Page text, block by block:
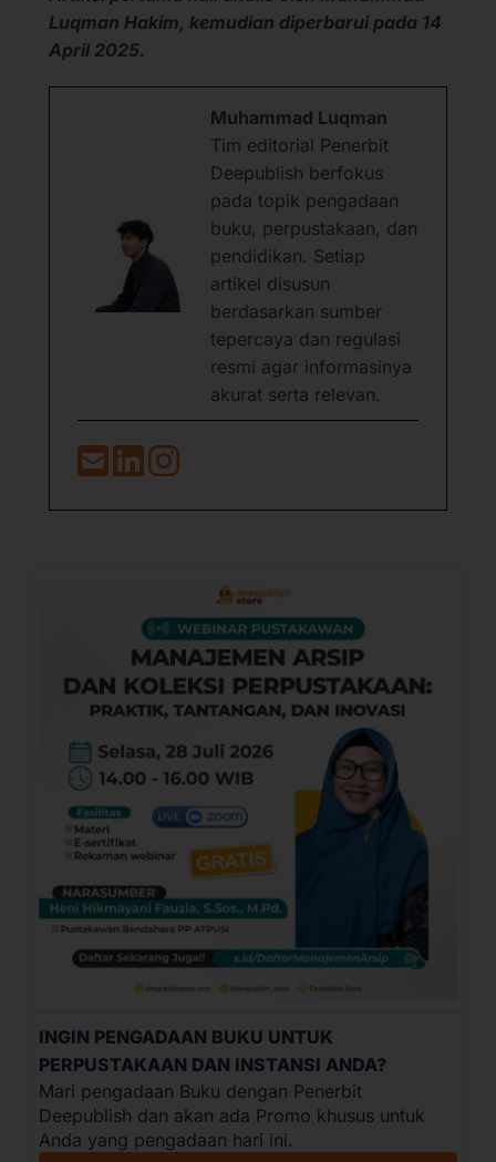
Luqman Hakim, kemudian diperbarui pada 14
April 2025.
Muhammad Luqman
Tim editorial Penerbit
Deepublish berfokus
pada topik pengadaan
buku, perpustakaan, dan
pendidikan. Setiap
artikel disusun
berdasarkan sumber
tepercaya dan regulasi
resmi agar informasinya
akurat serta relevan.
INGIN PENGADAAN BUKU UNTUK
PERPUSTAKAAN DAN INSTANSI ANDA?
Mari pengadaan Buku dengan Penerbit
Deepublish dan akan ada Promo khusus untuk
Anda yang pengadaan hari ini.